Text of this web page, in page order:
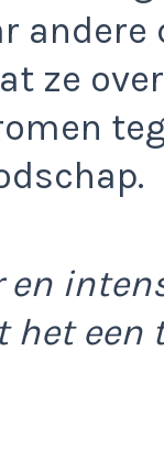
andere
ze
een